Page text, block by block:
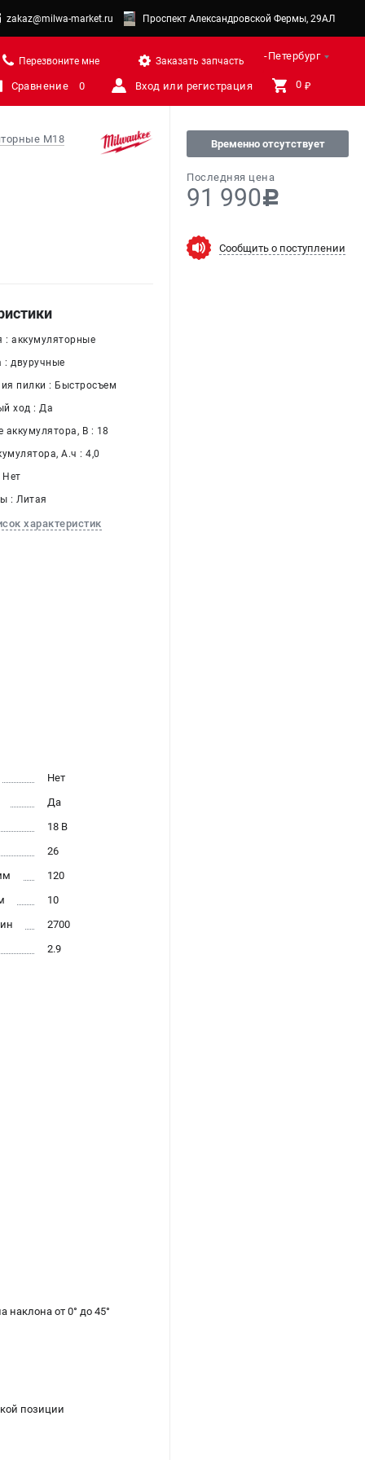
zakaz@milwa-market.ru Проспект Александровской Фермы, 29АЛ
Санкт-Петербург
Перезвоните мне Заказать запчасть
Сравнение 0 Вход или регистрация 0 ₽
M18 Временно отсутствует
Последняя цена
91 990c
Сообщить о поступлении
: аккумуляторные
: двуручные
пилки : Быстросъем
ход : Да
аккумулятора, В : 18
А.ч : 4,0
Нет
: Литая
характеристик
Нет
Да
18 В
26
120
10
2700
2.9
наклона от 0° до 45°
позиции